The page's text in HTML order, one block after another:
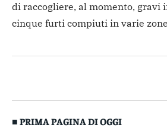
di raccogliere, al momento, gravi
cinque furti compiuti in varie
■ PRIMA PAGINA DI OGGI